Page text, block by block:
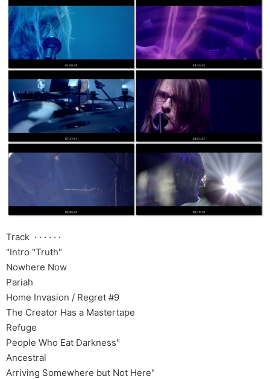
Track · · · · · ·
"Intro "Truth"
Nowhere Now
Pariah
Home Invasion / Regret #9
The Creator Has a Mastertape
Refuge
People Who Eat Darkness"
Ancestral
Arriving Somewhere but Not Here"